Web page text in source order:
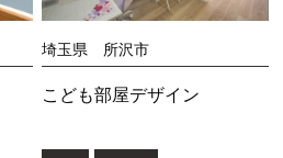
埼玉県 所沢市
こども部屋デザイン